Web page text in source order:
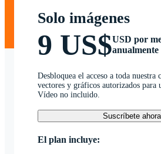
Solo imágenes
9 US$USD por
anualmente
Desbloquea el acceso a toda nuestra
vectores y gráficos autorizados para
Vídeo no incluido.
Suscríbete ahora
El plan incluye: